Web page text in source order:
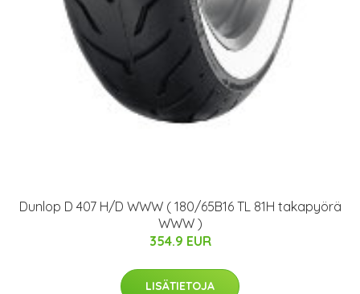
Dunlop D 407 H/D WWW ( 180/65B16 TL 81H takapyörä
WWW )
354.9 EUR
LISÄTIETOJA